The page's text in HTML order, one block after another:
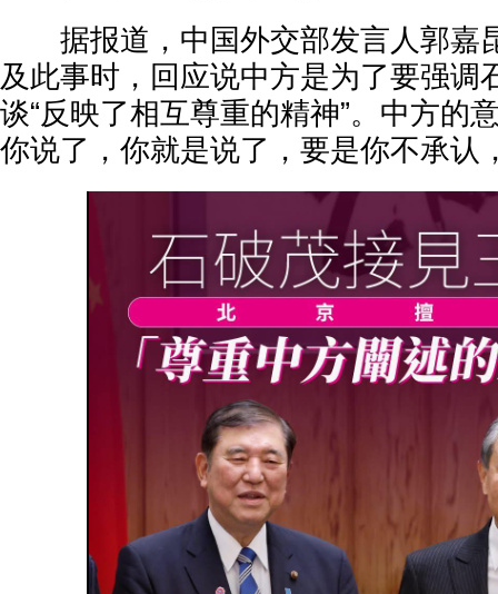
据报道，中国外交部发言人郭嘉
及此事时，回应说中方是为了要强调
谈“反映了相互尊重的精神”。中方的
你说了，你就是说了，要是你不承认